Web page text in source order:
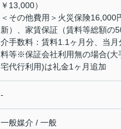
￥13,000）
＜その他費用＞火災保険16,000
新）、家賃保証（賃料等総額の
介手数料：賃料1.1ヶ月分、当
料等※保証会社利用無の場合(大
宅代行利用)は礼金1ヶ月追加
-
一般媒介 / 一般